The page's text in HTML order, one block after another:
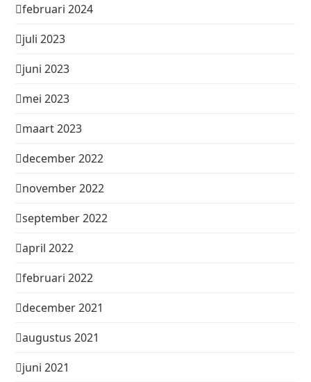
februari 2024
juli 2023
juni 2023
mei 2023
maart 2023
december 2022
november 2022
september 2022
april 2022
februari 2022
december 2021
augustus 2021
juni 2021